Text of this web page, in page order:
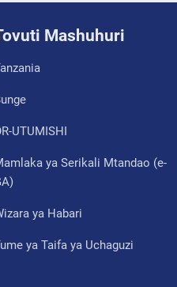
Mashuhuri
UTUMISHI
ya Serikali Mtandao (e-
ya Habari
ya Taifa ya Uchaguzi